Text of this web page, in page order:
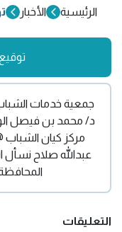
الرئيسية الأخبار
جمعية خدمات
د/ محمد بن فيصل
عبدالله صلاح نسأل
التعليقات